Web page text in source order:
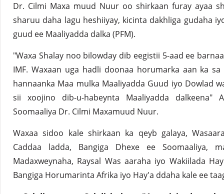
Dr. Cilmi Maxa muud Nuur oo shirkaan furay ayaa
sharuu daha lagu heshiiyay, kicinta dakhliga gudaha
guud ee Maaliyadda dalka (PFM).
"Waxa Shalay noo bilowday dib eegistii 5-aad ee
IMF. Waxaan uga hadli doonaa horumarka aan ka
hannaanka Maa mulka Maaliyadda Guud iyo Dowlad
sii xoojino dib-u-habeynta Maaliyadda dalkeena"
Soomaaliya Dr. Cilmi Maxamuud Nuur.
Waxaa sidoo kale shirkaan ka qeyb galaya,
Caddaa ladda, Bangiga Dhexe ee Soomaaliya,
Madaxweynaha, Raysal Was aaraha iyo Wakiilada
Bangiga Horumarinta Afrika iyo Hay'a ddaha kale ee